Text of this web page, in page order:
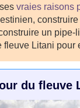
vraies raisons
un pipe-
Litani pour
du fleuve